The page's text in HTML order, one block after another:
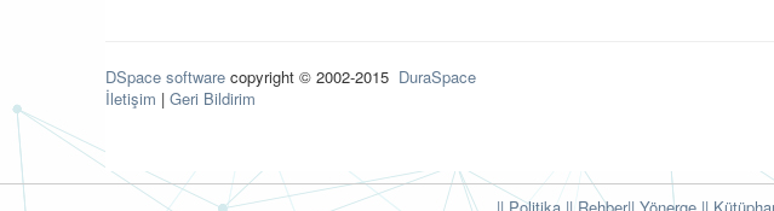
DSpace software copyright © 2002-2015 DuraSpace
İletişim | Geri Bildirim